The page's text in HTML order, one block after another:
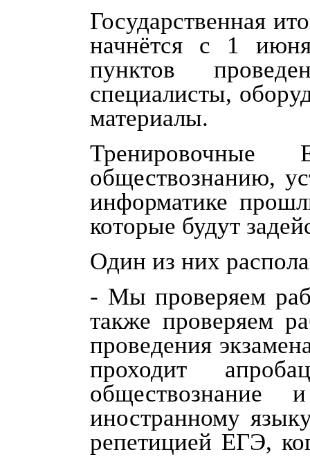
Государственная
начнётся с 1
пунктов
специалисты,
материалы.
обществознанию,
информатике
которые будут
Один из них
- Мы проверяем
также проверяем
проведения
проходит
иностранному
репетицией ЕГЭ,